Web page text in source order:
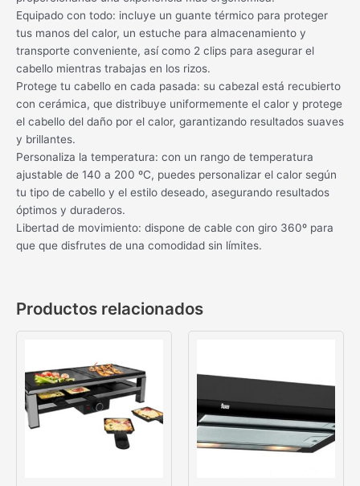
Equipado con todo: incluye un guante térmico para proteger
tus manos del calor, un estuche para almacenamiento y
transporte conveniente, así como 2 clips para asegurar el
cabello mientras trabajas en los rizos.
Protege tu cabello en cada pasada: su cabezal está recubierto
con cerámica, que distribuye uniformemente el calor y protege
el cabello del daño por el calor, garantizando resultados suaves
y brillantes.
Personaliza la temperatura: con un rango de temperatura
ajustable de 140 a 200 ºC, puedes personalizar el calor según
tu tipo de cabello y el estilo deseado, asegurando resultados
óptimos y duraderos.
Libertad de movimiento: dispone de cable con giro 360º para
que que disfrutes de una comodidad sin límites.
Productos relacionados